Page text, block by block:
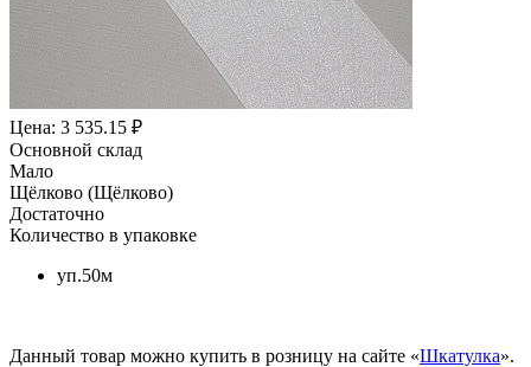
Цена: 3 535.15 ₽
Основной склад
Мало
Щёлково (Щёлково)
Достаточно
Количество в упаковке
уп.50м
Данный товар можно купить в розницу на сайте «Шкатулка».